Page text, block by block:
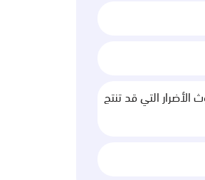
الأضرار التي قد تنتج